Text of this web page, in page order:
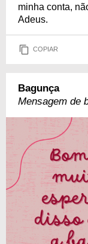
minha conta,
Adeus.
COPIAR
Bagunça
Mensagem de